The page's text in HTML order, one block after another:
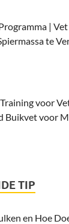
|
te
voor
Buikvet voor
TIP
en Hoe